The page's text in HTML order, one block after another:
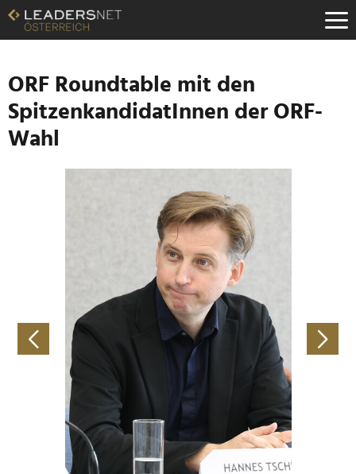
Zum
Inhalt
Zur
Navigation
Zur
Hauptnavigation
ORF Roundtable mit den
SpitzenkandidatInnen der ORF-
Wahl